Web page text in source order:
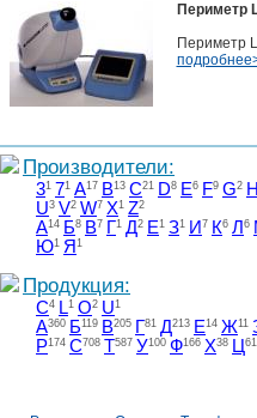
Периметр
Периметр
Производители:
31 71 A17 B13 C21 D8 E6 F9 G2 H
U3 V2 W7 X1 Z2
А14 Б8 В7 Г1 Д2 Е1 З1 И 7 К6 Л 6
Ю1 Я 1
Продукция:
C4 L1 O2 U1
А360 Б119 В205 Г81 Д213 Е14 Ж11
Р174 С708 Т587 У100 Ф166 Х38 Ц 61